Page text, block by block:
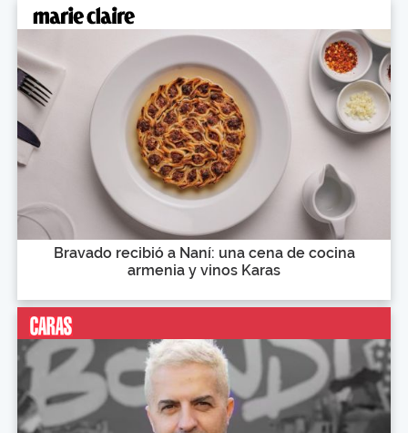
Bravado recibió a Naní: una cena de cocina
armenia y vinos Karas